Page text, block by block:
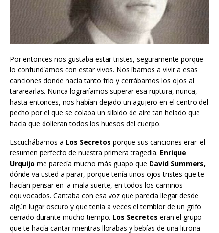
Por entonces nos gustaba estar tristes, seguramente porque
lo confundíamos con estar vivos. Nos íbamos a vivir a esas
canciones donde hacía tanto frío y cerrábamos los ojos al
tararearlas. Nunca lograríamos superar esa ruptura, nunca,
hasta entonces, nos habían dejado un agujero en el centro del
pecho por el que se colaba un silbido de aire tan helado que
hacía que dolieran todos los huesos del cuerpo.
Escuchábamos a Los Secretos porque sus canciones eran el
resumen perfecto de nuestra primera tragedia. Enrique
Urquijo me parecía mucho más guapo que David Summers,
dónde va usted a parar, porque tenía unos ojos tristes que te
hacían pensar en la mala suerte, en todos los caminos
equivocados. Cantaba con esa voz que parecía llegar desde
algún lugar oscuro y que tenía a veces el temblor de un grifo
cerrado durante mucho tiempo. Los Secretos eran el grupo
que te hacía cantar mientras llorabas y bebías de una litrona